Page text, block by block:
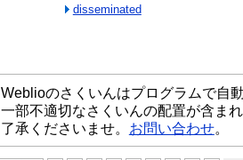
disseminated
Weblioのさくいんはプログラムで自
一部不適切なさくいんの配置が含ま
了承くださいませ。 お問い合わせ。